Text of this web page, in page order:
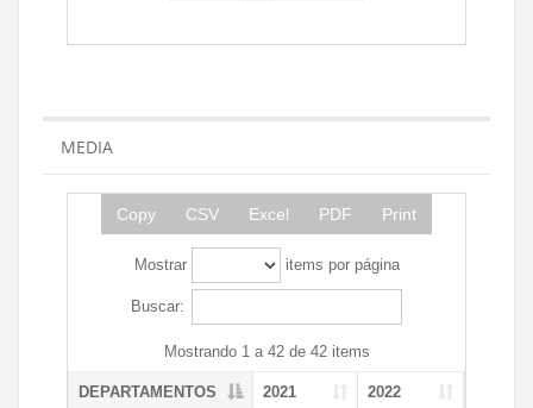
MEDIA
Copy CSV Excel PDF Print
Mostrar items por página
Buscar:
Mostrando 1 a 42 de 42 items
DEPARTAMENTOS 2021 2022